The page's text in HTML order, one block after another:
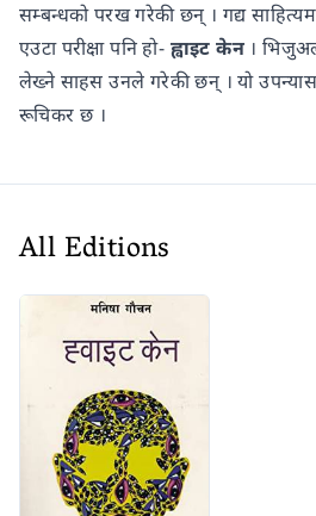
सम्बन्धको परख गरेकी छन् । गद्य
एउटा परीक्षा पनि हो- ह्वाइट केन ।
लेख्ने साहस उनले गरेकी छन् । यो उपन्यास
रूचिकर छ ।
All Editions